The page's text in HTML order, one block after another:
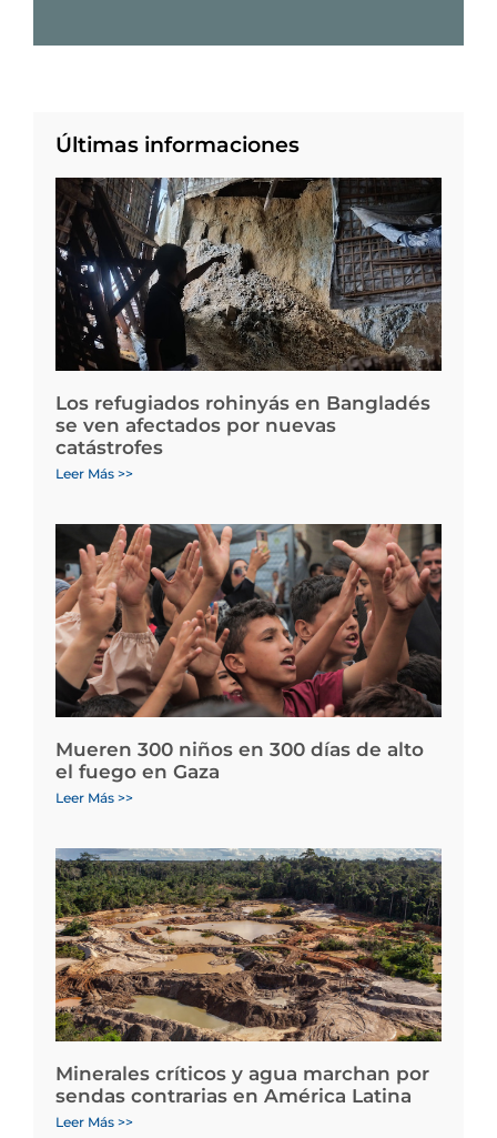
Últimas informaciones
Los refugiados rohinyás en Bangladés
se ven afectados por nuevas
catástrofes
Leer Más >>
Mueren 300 niños en 300 días de alto
el fuego en Gaza
Leer Más >>
Minerales críticos y agua marchan por
sendas contrarias en América Latina
Leer Más >>